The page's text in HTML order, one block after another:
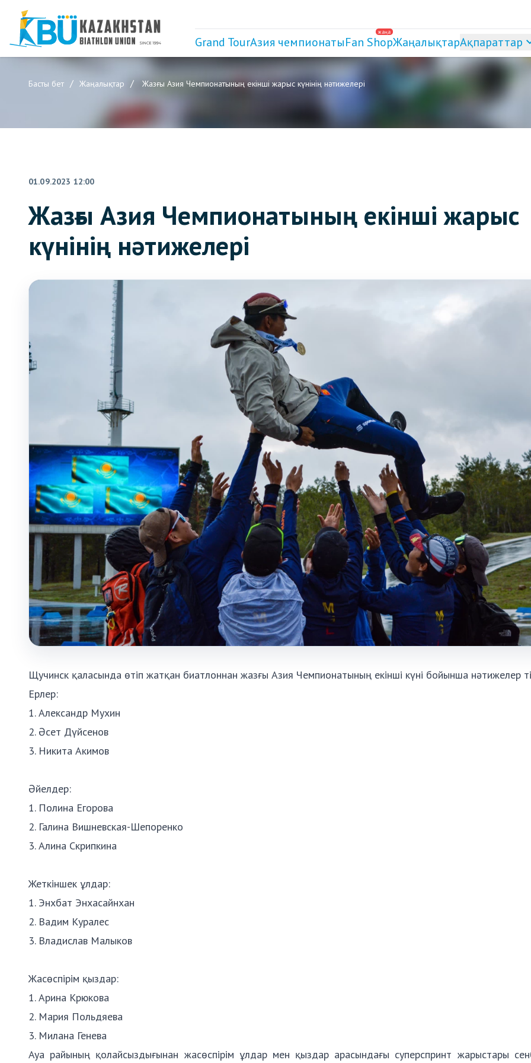
Grand TourАзия чемпионаты
жаңа
Fan ShopЖаңалықтарАқпараттар
Басты бет Жаңалықтар Жазғы Азия Чемпионатының екінші жарыс күнінің нәтижелері
01.09.2023 12:00
Жазғы Азия Чемпионатының екінші жарыс
күнінің нәтижелері
Щучинск қаласында өтіп жатқан биатлоннан жазғы Азия Чемпионатының екінші күні бойынша нәтижелер
Ерлер:
1. Александр Мухин
2. Әсет Дүйсенов
3. Никита Акимов
Әйелдер:
1. Полина Егорова
2. Галина Вишневская-Шепоренко
3. Алина Скрипкина
Жеткіншек ұлдар:
1. Энхбат Энхасайнхан
2. Вадим Куралес
3. Владислав Малыков
Жасөспірім қыздар:
1. Арина Крюкова
2. Мария Польдяева
3. Милана Генева
Ауа райының қолайсыздығынан жасөспірім ұлдар мен қыздар арасындағы суперспринт жарыстары